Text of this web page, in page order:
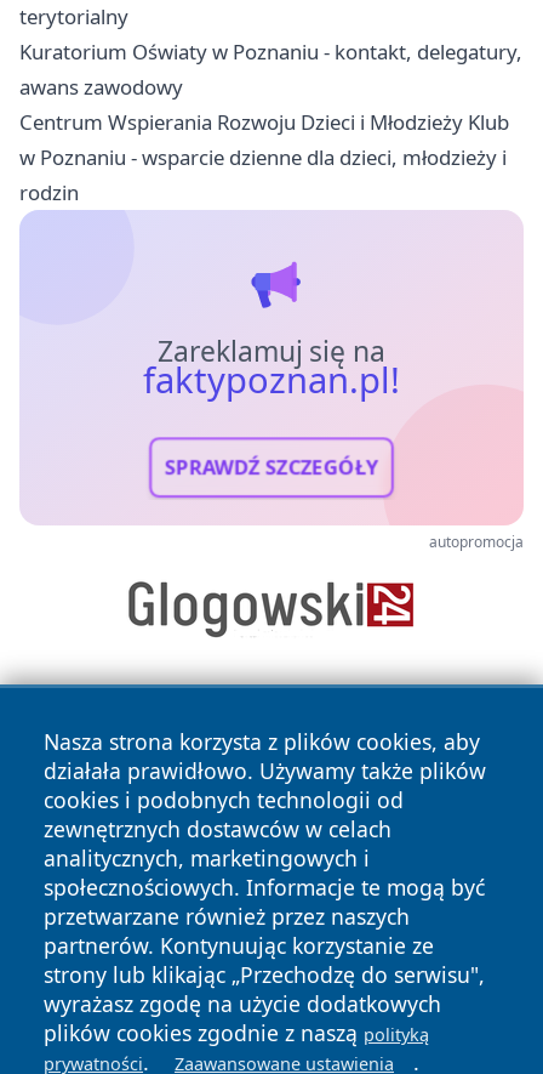
terytorialny
Kuratorium Oświaty w Poznaniu - kontakt, delegatury,
awans zawodowy
Centrum Wspierania Rozwoju Dzieci i Młodzieży Klub
w Poznaniu - wsparcie dzienne dla dzieci, młodzieży i
rodzin
Zareklamuj się na
faktypoznan.pl!
SPRAWDŹ SZCZEGÓŁY
autopromocja
Nasza strona korzysta z plików cookies, aby
działała prawidłowo. Używamy także plików
cookies i podobnych technologii od
zewnętrznych dostawców w celach
analitycznych, marketingowych i
społecznościowych. Informacje te mogą być
przetwarzane również przez naszych
partnerów. Kontynuując korzystanie ze
strony lub klikając „Przechodzę do serwisu",
wyrażasz zgodę na użycie dodatkowych
plików cookies zgodnie z naszą polityką
prywatności. Zaawansowane ustawienia .
Copyright © 2026 faktypoznan.pl Wszystkie prawa
zastrzeżone.
News Autorzy
Polityka
Prywatności
Polityka
Cookies